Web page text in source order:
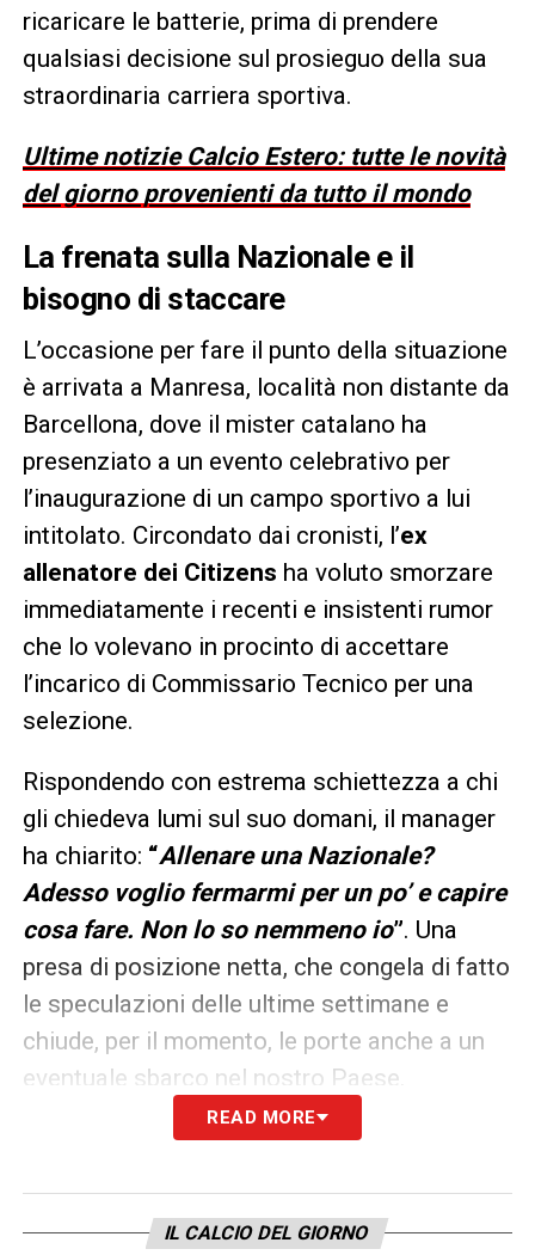
ricaricare le batterie, prima di prendere
qualsiasi decisione sul prosieguo della sua
straordinaria carriera sportiva.
Ultime notizie Calcio Estero: tutte le novità
del giorno provenienti da tutto il mondo
La frenata sulla Nazionale e il
bisogno di staccare
L’occasione per fare il punto della situazione
è arrivata a Manresa, località non distante da
Barcellona, dove il mister catalano ha
presenziato a un evento celebrativo per
l’inaugurazione di un campo sportivo a lui
intitolato. Circondato dai cronisti, l’ex
allenatore dei Citizens ha voluto smorzare
immediatamente i recenti e insistenti rumor
che lo volevano in procinto di accettare
l’incarico di Commissario Tecnico per una
selezione.
Rispondendo con estrema schiettezza a chi
gli chiedeva lumi sul suo domani, il manager
ha chiarito: “Allenare una Nazionale?
Adesso voglio fermarmi per un po’ e capire
cosa fare. Non lo so nemmeno io”. Una
presa di posizione netta, che congela di fatto
le speculazioni delle ultime settimane e
chiude, per il momento, le porte anche a un
eventuale sbarco nel nostro Paese.
La suggestione Italia e il pensiero
Le parole del tecnico iberico arrivano a
READ MORE
IL CALCIO DEL GIORNO